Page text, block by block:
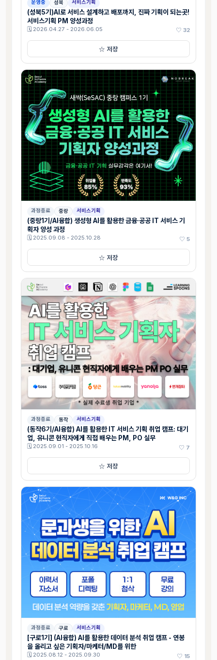
운영중 성북 서비스기획
(성북5기)AI로 서비스 설계하고 배포까지, 진짜 기획이 되는곳!
서비스기획 PM 양성과정
🗓 2026.04.27 - 2026.06.05 ♡ 32
☆ 저장
과정종료 중랑 서비스기획
(중랑1기/AI융합) 생성형 AI를 활용한 금융·공공 IT 서비스 기
획자 양성 과정
🗓 2025.09.08 - 2025.10.28 ♡ 5
☆ 저장
과정종료 동작 서비스기획
(동작6기/AI융합) AI를 활용한 IT 서비스 기획 취업 캠프: 대기
업, 유니콘 현직자에게 직접 배우는 PM, PO 실무
🗓 2025.09.01 - 2025.10.16 ♡ 7
☆ 저장
과정종료 구로 서비스기획
[구로1기] (AI융합) AI를 활용한 데이터 분석 취업 캠프 - 연봉
을 올리고 싶은 기획자/마케터/MD를 위한
🗓 2025.08.12 - 2025.09.30 ♡ 15